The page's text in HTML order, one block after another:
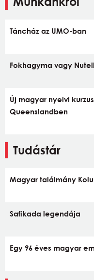
Táncház az UMO-ban
Fokhagyma vagy
Új magyar nyelvi
Queenslandben
Tudástár
Magyar találmány
Safikada legendája
Egy 96 éves magyar